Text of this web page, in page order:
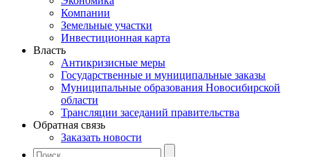
Компании
Земельные участки
Инвестиционная карта
Власть
Антикризисные меры
Государственные и муниципальные заказы
Муниципальные образования Новосибирской
области
Трансляции заседаний правительства
Обратная связь
Заказать новости